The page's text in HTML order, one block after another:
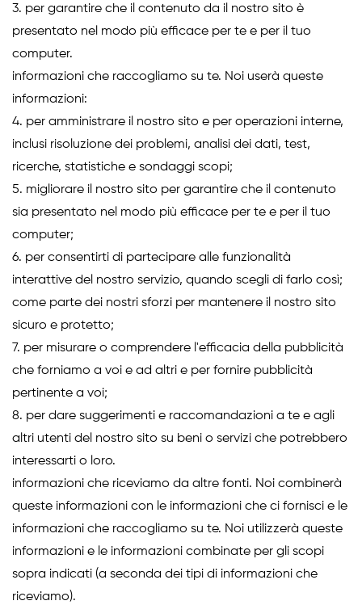
3. per garantire che il contenuto da il nostro sito è
presentato nel modo più efficace per te e per il tuo
computer.
informazioni che raccogliamo su te. Noi userà queste
informazioni:
4. per amministrare il nostro sito e per operazioni interne,
inclusi risoluzione dei problemi, analisi dei dati, test,
ricerche, statistiche e sondaggi scopi;
5. migliorare il nostro sito per garantire che il contenuto
sia presentato nel modo più efficace per te e per il tuo
computer;
6. per consentirti di partecipare alle funzionalità
interattive del nostro servizio, quando scegli di farlo così;
come parte dei nostri sforzi per mantenere il nostro sito
sicuro e protetto;
7. per misurare o comprendere l'efficacia della pubblicità
che forniamo a voi e ad altri e per fornire pubblicità
pertinente a voi;
8. per dare suggerimenti e raccomandazioni a te e agli
altri utenti del nostro sito su beni o servizi che potrebbero
interessarti o loro.
informazioni che riceviamo da altre fonti. Noi combinerà
queste informazioni con le informazioni che ci fornisci e le
informazioni che raccogliamo su te. Noi utilizzerà queste
informazioni e le informazioni combinate per gli scopi
sopra indicati (a seconda dei tipi di informazioni che
riceviamo).